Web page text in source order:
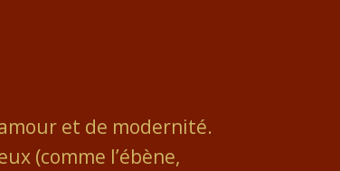
et de modernité.
(comme l’ébène,